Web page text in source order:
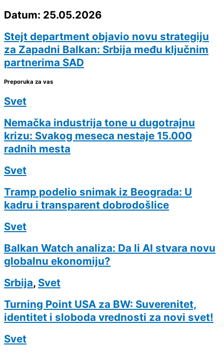
Datum: 25.05.2026
Stejt department objavio novu strategiju
za Zapadni Balkan: Srbija među ključnim
partnerima SAD
Preporuka za vas
Svet
Nemačka industrija tone u dugotrajnu
krizu: Svakog meseca nestaje 15.000
radnih mesta
Svet
Tramp podelio snimak iz Beograda: U
kadru i transparent dobrodošlice
Svet
Balkan Watch analiza: Da li AI stvara novu
globalnu ekonomiju?
Srbija, Svet
Turning Point USA za BW: Suverenitet,
identitet i sloboda vrednosti za novi svet!
Svet